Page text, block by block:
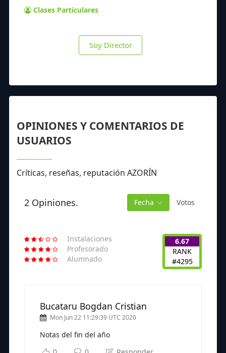
Clases Particulares
Soy Director
OPINIONES Y COMENTARIOS DE
USUARIOS
Críticas, reseñas, reputación AZORÍN
2 Opiniones. Fecha Votos
Instalaciones
Profesorado
Alumnado
6.67
RANK
#4295
Bucataru Bogdan Cristian
Mon Jun 22 11:29:39 UTC 2020
Notas del fin del año